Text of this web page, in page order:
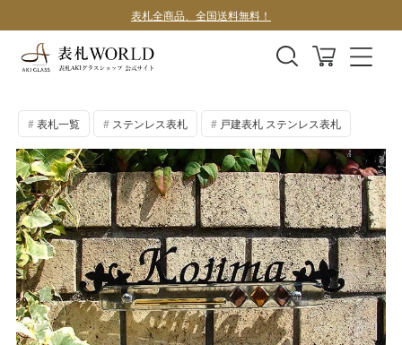
デザインサンプル1案100円
表札一覧 ステンレス表札 戸建表札 ステンレス表札